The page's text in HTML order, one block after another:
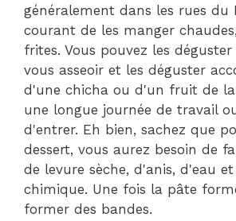
généralement dans les rues du
courant de les manger
frites. Vous pouvez les
vous asseoir et les déguster
d'une chicha ou d'un fruit de la
une longue journée de travail
d'entrer. Eh bien, sachez que
dessert, vous aurez besoin de
de levure sèche, d'anis, d'eau
chimique. Une fois la pâte
former des bandes.